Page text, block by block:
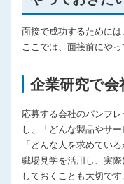
面接で成功するためには
ここでは、面接前にや
企業研究で
応募する会社のパンフ
し、「どんな製品やサ
「どんな人を求めてい
職場見学を活用し、実
しておくことも大切で